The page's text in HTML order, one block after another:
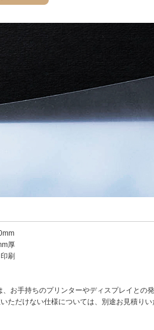
厚
刷
お手持ちのプリンターやディスプレイとの
ただけない仕様については、別途お見積りい